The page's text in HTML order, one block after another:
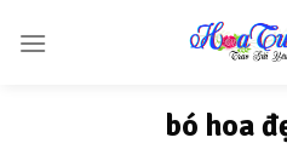
bó hoa